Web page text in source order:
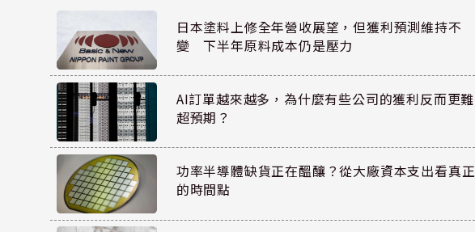
日本塗料上修全年營收展望，但獲利預測維持不
變 下半年原料成本仍是壓力
AI訂單越來越多，為什麼有些公司的獲利反而更難
超預期？
功率半導體缺貨正在醞釀？從大廠資本支出看真正
的時間點